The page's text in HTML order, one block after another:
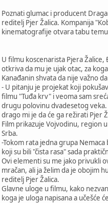
Poznati glumac i producent
reditelj Pjer Žalica. Kompanija
kinematografije otvara tabu
U filmu koscenarista Pjera
otkriva da mu je ujak otac, za
Kanađanin shvata da nije važno
- U pitanju je projekat koji
filmu "Tuđa krv" i veoma sam
drugu polovinu dvadesetog
drago mi je da će ga režirati Pjer
Film prikazuje Vojvodinu, region
Srba.
-Tokom rata jedna grupa
koji su bili "čista rasa" sada
Ovi elementi su me jako privukli
mračan, ali ja želim da je obojim
reditelj Pjer Žalica.
Glavne uloge u filmu, kako
koga je uloga napisana a učešće